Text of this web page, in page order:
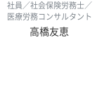
社員／社会保険労務士／
医療労務コンサルタント
高橋友恵